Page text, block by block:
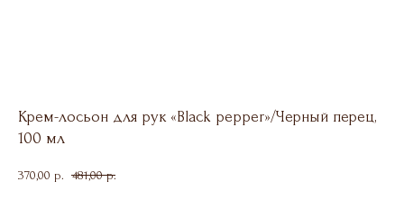
Крем-лосьон для рук «Black pepper»/Черный перец,
100 мл
370,00 р. 481,00 р.